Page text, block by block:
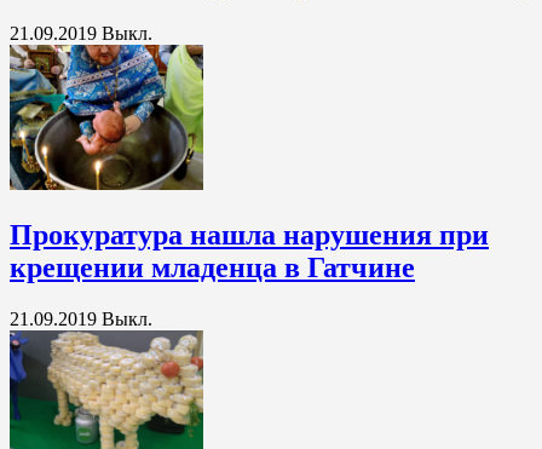
21.09.2019 Выкл.
Прокуратура нашла нарушения при
крещении младенца в Гатчине
21.09.2019 Выкл.